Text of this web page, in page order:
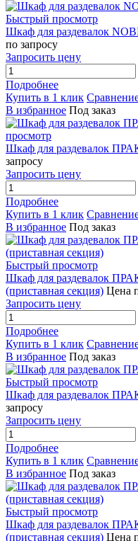
Быстрый просмотр
Шкаф для раздевалок
по запросу
Запросить цену
Подробнее
Купить в 1 клик
В избранное Под заказ
просмотр
Шкаф для раздевалок
запросу
Запросить цену
Подробнее
Купить в 1 клик
В избранное Под заказ
Быстрый просмотр
Шкаф для раздевалок
(приставная секция) Цена
Запросить цену
Подробнее
Купить в 1 клик
В избранное Под заказ
Быстрый просмотр
Шкаф для раздевалок
запросу
Запросить цену
Подробнее
Купить в 1 клик
В избранное Под заказ
Быстрый просмотр
Шкаф для раздевалок
(приставная секция) Цена